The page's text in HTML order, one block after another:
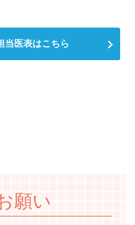
当医表はこちら
願い